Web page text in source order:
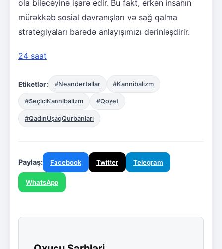
ola biləcəyinə işarə edir. Bu fakt, erkən insanın
mürəkkəb sosial davranışları və sağ qalma
strategiyaları barədə anlayışımızı dərinləşdirir.
24 saat
Etiketlər: #Neandertallar #Kannibalizm
#SeçiciKannibalizm #Qoyet
#QadınUşaqQurbanları
Paylaş: Facebook Twitter Telegram
WhatsApp